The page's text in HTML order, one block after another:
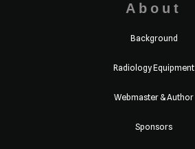
About
Background
Radiology Equipment
Webmaster & Author
Sponsors